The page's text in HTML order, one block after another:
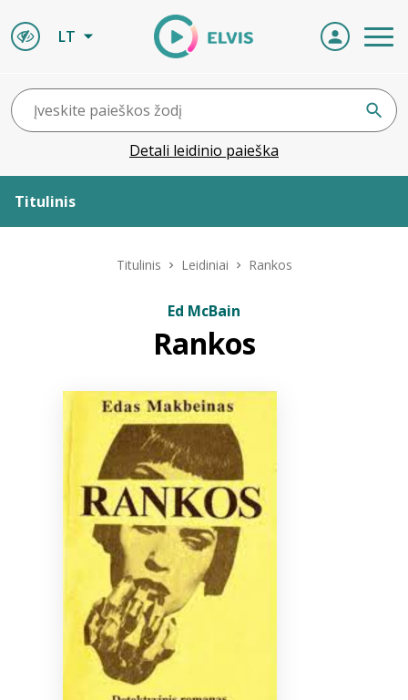
LT
Detali leidinio paieška
Titulinis
Bibliotekoms
Titulinis Leidiniai Rankos
Ed McBain
Rankos